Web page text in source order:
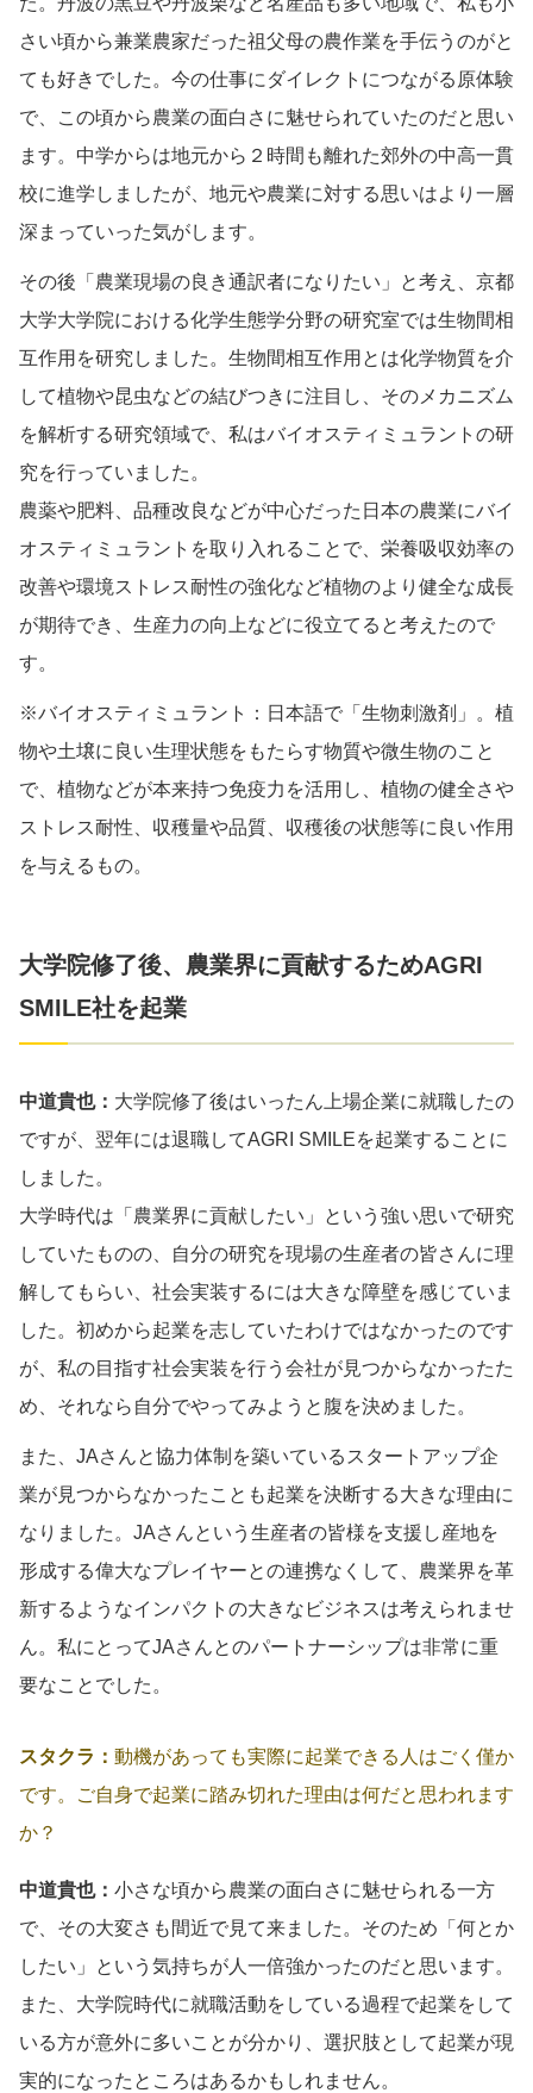
さい頃から兼業農家だった祖父母の農作業を手伝うのがと
ても好きでした。今の仕事にダイレクトにつながる原体験
で、この頃から農業の面白さに魅せられていたのだと思い
ます。中学からは地元から２時間も離れた郊外の中高一貫
校に進学しましたが、地元や農業に対する思いはより一層
深まっていった気がします。
その後「農業現場の良き通訳者になりたい」と考え、京都
大学大学院における化学生態学分野の研究室では生物間相
互作用を研究しました。生物間相互作用とは化学物質を介
して植物や昆虫などの結びつきに注目し、そのメカニズム
を解析する研究領域で、私はバイオスティミュラントの研
究を行っていました。
農薬や肥料、品種改良などが中心だった日本の農業にバイ
オスティミュラントを取り入れることで、栄養吸収効率の
改善や環境ストレス耐性の強化など植物のより健全な成長
が期待でき、生産力の向上などに役立てると考えたので
す。
※バイオスティミュラント：日本語で「生物刺激剤」。植
物や土壌に良い生理状態をもたらす物質や微生物のこと
で、植物などが本来持つ免疫力を活用し、植物の健全さや
ストレス耐性、収穫量や品質、収穫後の状態等に良い作用
を与えるもの。
大学院修了後、農業界に貢献するためAGRI
SMILE社を起業
中道貴也： 大学院修了後はいったん上場企業に就職したの
ですが、翌年には退職してAGRI SMILEを起業することに
しました。
大学時代は「農業界に貢献したい」という強い思いで研究
していたものの、自分の研究を現場の生産者の皆さんに理
解してもらい、社会実装するには大きな障壁を感じていま
した。初めから起業を志していたわけではなかったのです
が、私の目指す社会実装を行う会社が見つからなかったた
め、それなら自分でやってみようと腹を決めました。
また、JAさんと協力体制を築いているスタートアップ企
業が見つからなかったことも起業を決断する大きな理由に
なりました。JAさんという生産者の皆様を支援し産地を
形成する偉大なプレイヤーとの連携なくして、農業界を革
新するようなインパクトの大きなビジネスは考えられませ
ん。私にとってJAさんとのパートナーシップは非常に重
要なことでした。
スタクラ： 動機があっても実際に起業できる人はごく僅か
です。ご自身で起業に踏み切れた理由は何だと思われます
か？
中道貴也： 小さな頃から農業の面白さに魅せられる一方
で、その大変さも間近で見て来ました。そのため「何とか
したい」という気持ちが人一倍強かったのだと思います。
また、大学院時代に就職活動をしている過程で起業をして
いる方が意外に多いことが分かり、選択肢として起業が現
実的になったところはあるかもしれません。